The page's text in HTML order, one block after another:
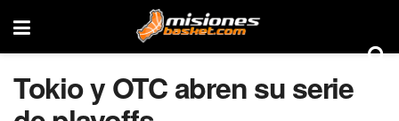
Tokio y OTC abren su serie